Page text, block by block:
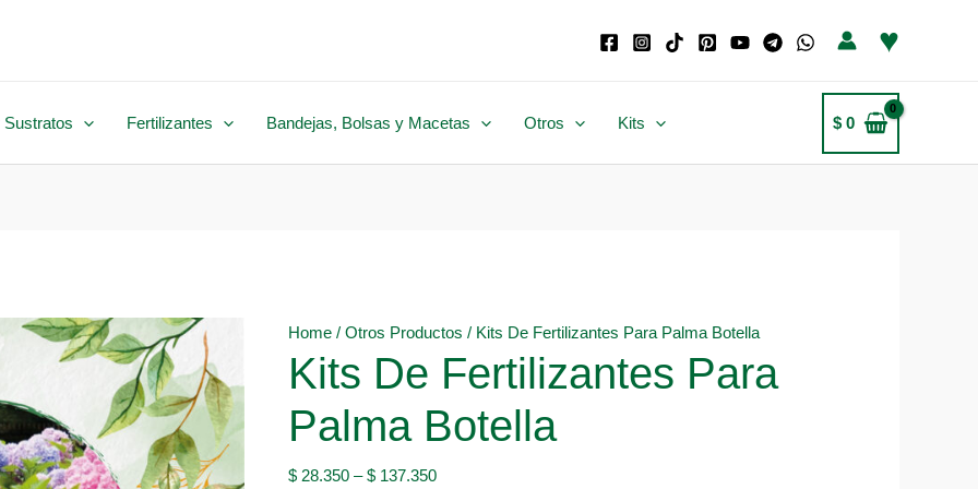
♥
Sustratos Fertilizantes Bandejas, Bolsas y Macetas Otros Kits $0
Home / Otros Productos / Kits De Fertilizantes Para Palma Botella
Kits De Fertilizantes Para
Palma Botella
$ 28.350 –$ 137.350